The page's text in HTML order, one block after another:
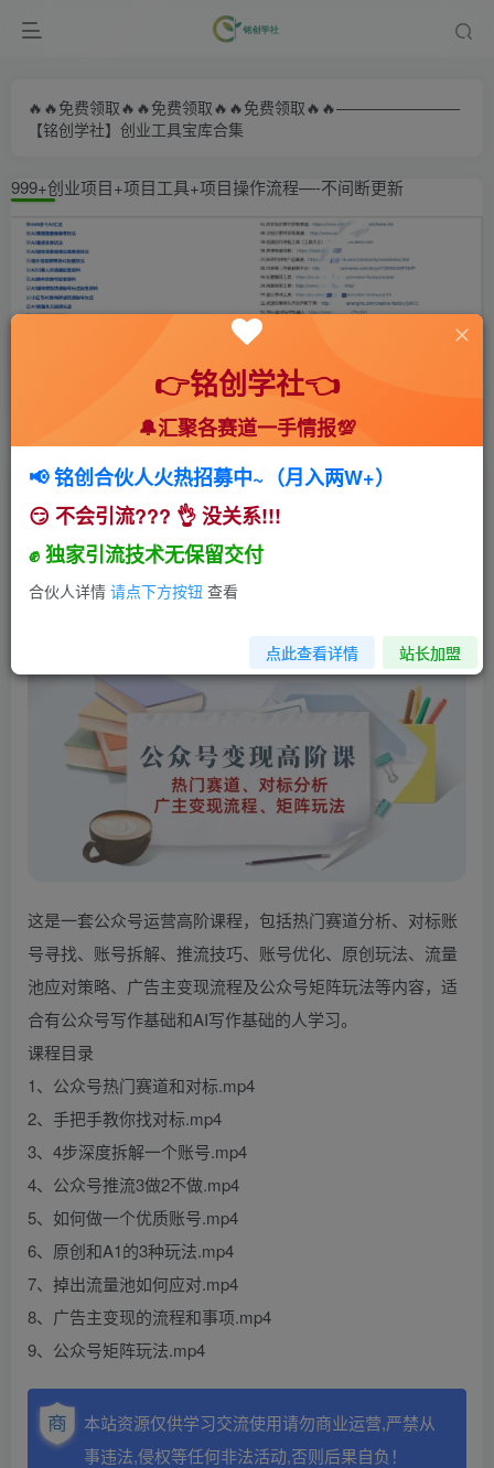
🔥🔥免费领取🔥🔥免费领取🔥🔥免费领取🔥🔥————————
【铭创学社】创业工具宝库合集
999+创业项目+项目工具+项目操作流程—-不间断更新
首页 🍻会员专享 📚综合教程 正文
公众号变现高阶课：热门赛道、对标分析、广告主
变现流程、矩阵玩法
小助手
1259 135
这是一套公众号运营高阶课程，包括热门赛道分析、对标账
号寻找、账号拆解、推流技巧、账号优化、原创玩法、流量
池应对策略、广告主变现流程及公众号矩阵玩法等内容，适
合有公众号写作基础和AI写作基础的人学习。
课程目录
1、公众号热门赛道和对标.mp4
2、手把手教你找对标.mp4
3、4步深度拆解一个账号.mp4
4、公众号推流3做2不做.mp4
5、如何做一个优质账号.mp4
6、原创和A1的3种玩法.mp4
7、掉出流量池如何应对.mp4
8、广告主变现的流程和事项.mp4
9、公众号矩阵玩法.mp4
本站资源仅供学习交流使用请勿商业运营,严禁从
事违法,侵权等任何非法活动,否则后果自负！
👉铭创学社👈
🔔汇聚各赛道一手情报💯
📢 铭创合伙人火热招募中~（月入两W+）
😏 不会引流??? 👌 没关系!!!
✊ 独家引流技术无保留交付
合伙人详情 请点下方按钮 查看
点此查看详情 站长加盟